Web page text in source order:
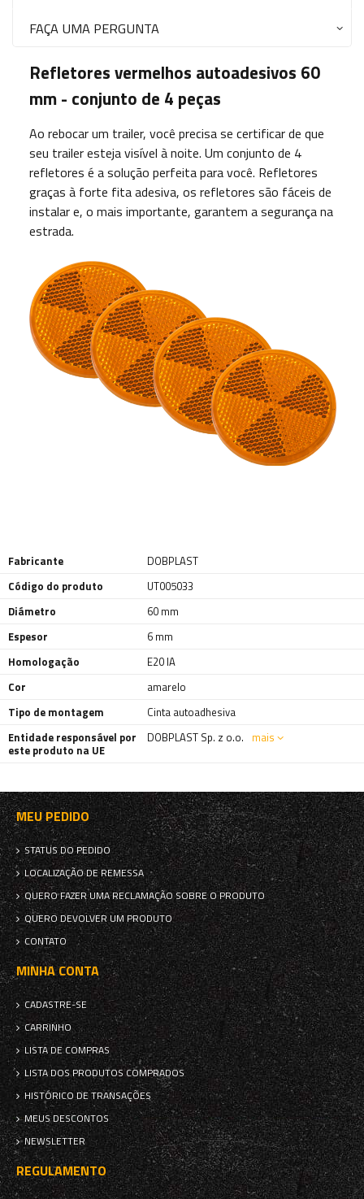
FAÇA UMA PERGUNTA
Refletores vermelhos autoadesivos 60
mm - conjunto de 4 peças
Ao rebocar um trailer, você precisa se certificar de que
seu trailer esteja visível à noite. Um conjunto de 4
refletores é a solução perfeita para você. Refletores
graças à forte fita adesiva, os refletores são fáceis de
instalar e, o mais importante, garantem a segurança na
estrada.
Fabricante
DOBPLAST
Código do produto
UT005033
Diámetro
60 mm
Espesor
6 mm
Homologação
E20 IA
Cor
amarelo
Tipo de montagem
Cinta autoadhesiva
Entidade responsável por
este produto na UE
DOBPLAST Sp. z o.o. mais
MEU PEDIDO
STATUS DO PEDIDO
LOCALIZAÇÃO DE REMESSA
QUERO FAZER UMA RECLAMAÇÃO SOBRE O PRODUTO
QUERO DEVOLVER UM PRODUTO
CONTATO
MINHA CONTA
CADASTRE-SE
CARRINHO
LISTA DE COMPRAS
LISTA DOS PRODUTOS COMPRADOS
HISTÓRICO DE TRANSAÇÕES
MEUS DESCONTOS
NEWSLETTER
REGULAMENTO